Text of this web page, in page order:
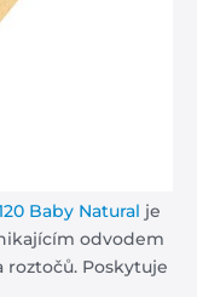
Baby Natural je
odvodem
roztočů. Poskytuje